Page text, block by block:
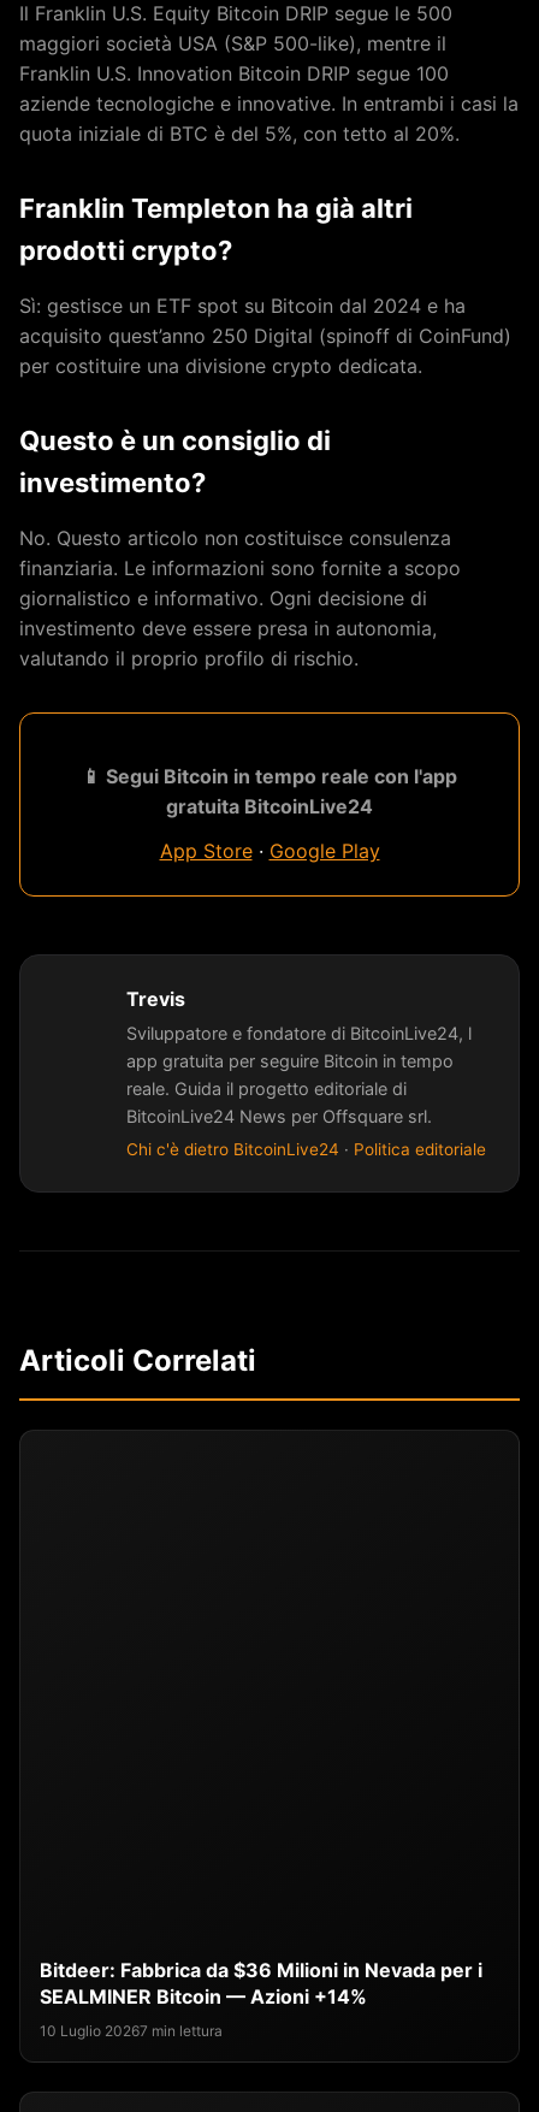
Il Franklin U.S. Equity Bitcoin DRIP segue le 500
maggiori società USA (S&P 500-like), mentre il
Franklin U.S. Innovation Bitcoin DRIP segue 100
aziende tecnologiche e innovative. In entrambi i casi la
quota iniziale di BTC è del 5%, con tetto al 20%.
Franklin Templeton ha già altri
prodotti crypto?
Sì: gestisce un ETF spot su Bitcoin dal 2024 e ha
acquisito quest’anno 250 Digital (spinoff di CoinFund)
per costituire una divisione crypto dedicata.
Questo è un consiglio di
investimento?
No. Questo articolo non costituisce consulenza
finanziaria. Le informazioni sono fornite a scopo
giornalistico e informativo. Ogni decisione di
investimento deve essere presa in autonomia,
valutando il proprio profilo di rischio.
📱 Segui Bitcoin in tempo reale con l'app
gratuita BitcoinLive24
App Store· Google Play
Trevis
Sviluppatore e fondatore di BitcoinLive24, l
app gratuita per seguire Bitcoin in tempo
reale. Guida il progetto editoriale di
BitcoinLive24 News per Offsquare srl.
Chi c'è dietro BitcoinLive24 · Politica editoriale
Articoli Correlati
Bitdeer: Fabbrica da $36 Milioni in Nevada per i
SEALMINER Bitcoin — Azioni +14%
10 Luglio 20267 min lettura